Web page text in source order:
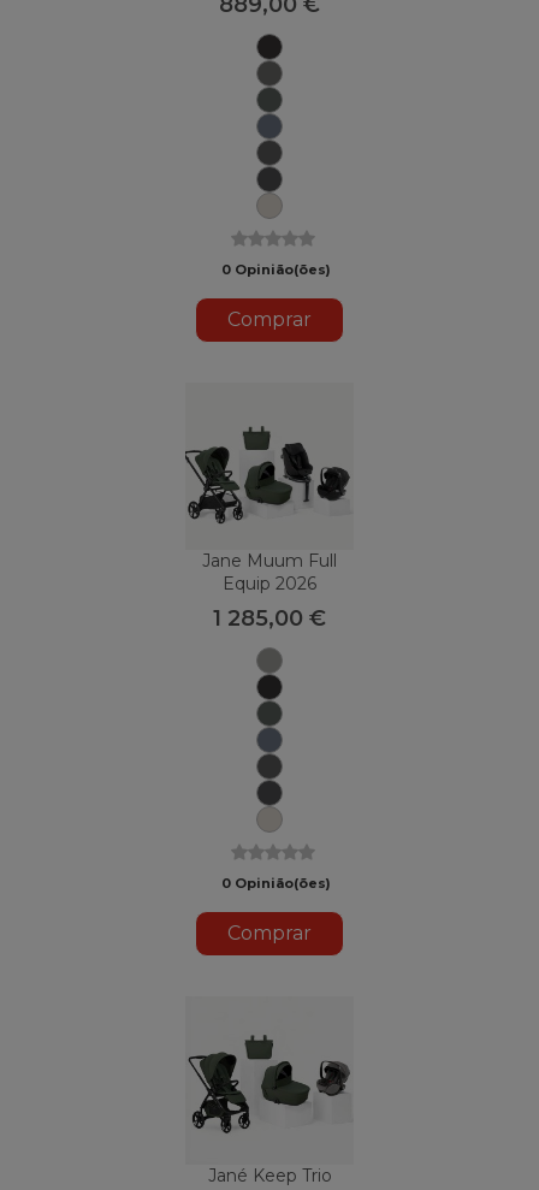
Matt
BlackMars
GrayU78
Botânico
Selo
U79U82
Carvão
Nuvem
U81U88
Sand
II
0 Opinião(ões)
Comprar
Jane Muum Full
Equip 2026
1 285,00 €
Mars
GrayMatt
Black
U78
Botânico
Selo
U79U82
Carvão
Nuvem
U81U88
Sand
0 Opinião(ões)
Comprar
Jané Keep Trio